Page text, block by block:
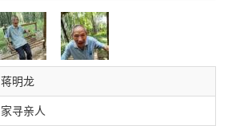
蒋明龙
家寻亲人